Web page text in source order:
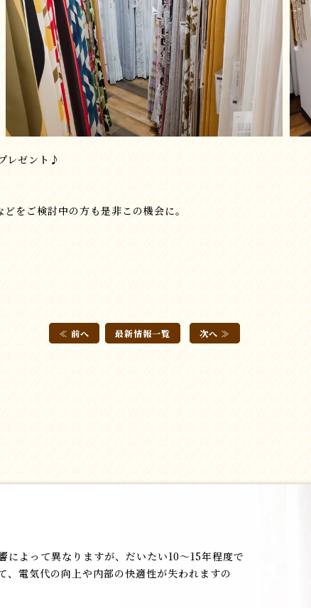
レゼント♪
をご検討中の方も是非この機会に。
≪ 前へ 最新情報一覧 次へ ≫
によって異なりますが、だいたい10～15年程度で
、電気代の向上や内部の快適性が失われますの